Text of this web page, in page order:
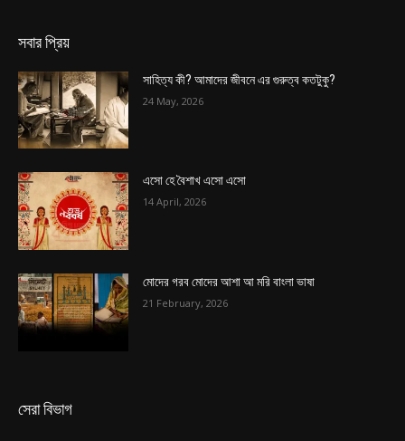
সবার প্রিয়
সাহিত্য কী? আমাদের জীবনে এর গুরুত্ব কতটুকু?
24 May, 2026
এসো হে বৈশাখ এসো এসো
14 April, 2026
মোদের গরব মোদের আশা আ মরি বাংলা ভাষা
21 February, 2026
সেরা বিভাগ